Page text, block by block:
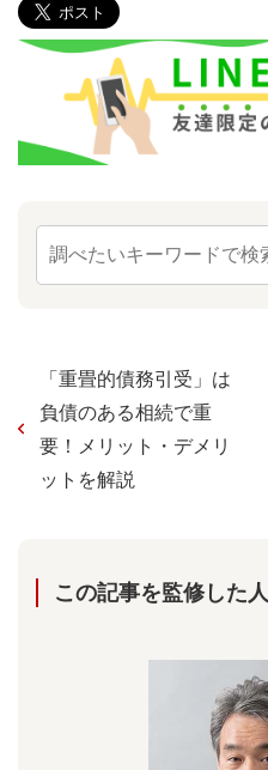
「重畳的債務引受」は
負債のある相続で重
要！メリット・デメリ
ットを解説
この記事を監修した⼈